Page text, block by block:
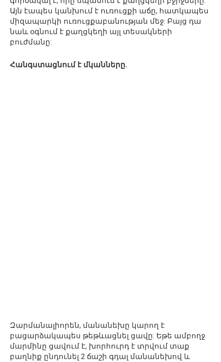
Այն էապես կանխում է ուռուցքի աճը, հատկապես
միզապարկի ուռուցքաբանության մեջ: Բայց դա
նաև օգնում է քաղցկեղի այլ տեսակների
բուժմանը:
Հանգստացնում է մկանները.
Զարմանալիորեն, մանանեխը կարող է
բացարձակապես թեթևացնել ցավը: Եթե ​​ամբողջ
մարմինը ցավում է, խորհուրդ է տրվում տաք
բաղնիք ընդունել 2 ճաշի գդալ մանանեխով և